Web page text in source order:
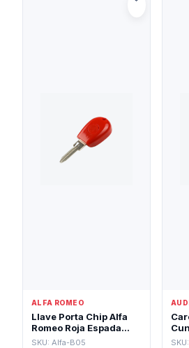
ALFA ROMEO
Llave Porta Chip Alfa
Romeo Roja Espada
GT15
SKU: Alfa-B05